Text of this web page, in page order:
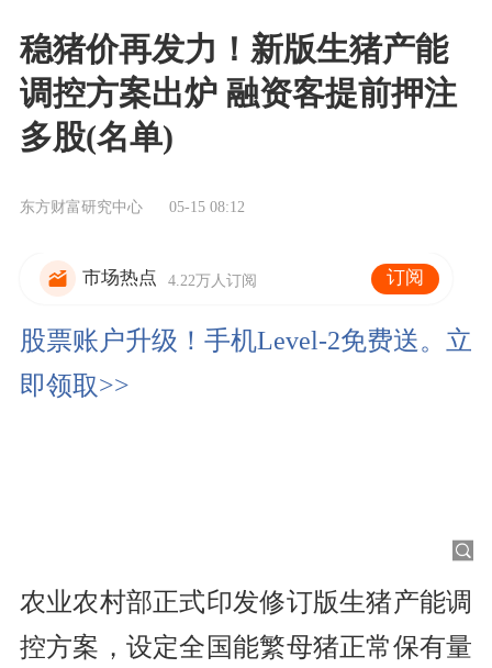
稳猪价再发力！新版生猪产能
调控方案出炉 融资客提前押注
多股(名单)
东方财富研究中心 05-15 08:12
市场热点 4.22万人订阅 订阅
股票账户升级！手机Level-2免费送。立
即领取>>
农业农村部正式印发修订版生猪产能调
控方案，设定全国能繁母猪正常保有量